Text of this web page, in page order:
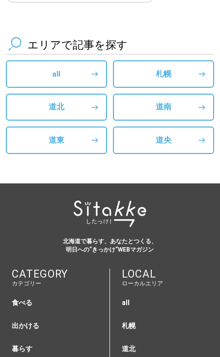
エリアで記事を探す
all 札幌
道北 道南
道東 道央
北海道で暮らす、あなたとつくる、
明日への”きっかけ”WEBマガジン
CATEGORY
カテゴリー
食べる
出かける
暮らす
LOCAL
ローカルエリア
all
札幌
道北